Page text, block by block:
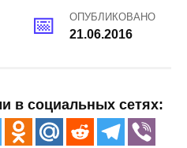
ОПУБЛИКОВАНО
21.06.2016
в социальных сетях: